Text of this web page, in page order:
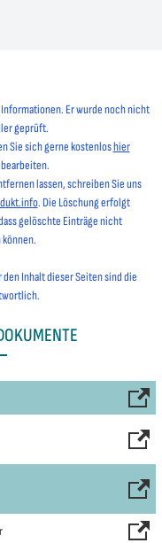
Er wurde noch nicht
geprüft.
Sie sich gerne kostenloshier
lassen, schreiben Sie uns
. Die Löschung erfolgt
gelöschte Einträge nicht
Inhalt dieser Seiten sind die